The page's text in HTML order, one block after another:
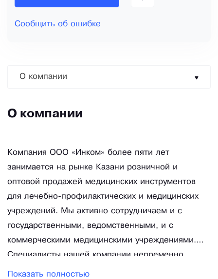
Сообщить об ошибке
О компании
О компании
Компания ООО «Инком» более пяти лет
занимается на рынке Казани розничной и
оптовой продажей медицинских инструментов
для лечебно-профилактических и медицинских
учреждений. Мы активно сотрудничаем и с
государственными, ведомственными, и с
коммерческими медицинскими учреждениями.
Специалисты нашей компании непременно
проконсультируют Вас по любому виду
Показать полностью